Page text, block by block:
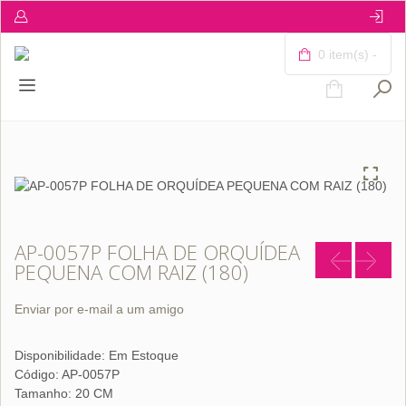
0 item(s) -
AP-0057P FOLHA DE ORQUÍDEA
PEQUENA COM RAIZ (180)
Enviar por e-mail a um amigo
Disponibilidade: Em Estoque
Código: AP-0057P
Tamanho: 20 CM